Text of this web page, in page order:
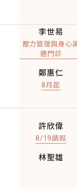
李世易
壓力管理與身心
適門診
鄭惠仁
8月起
許欣偉
8/19請假
林聖雄